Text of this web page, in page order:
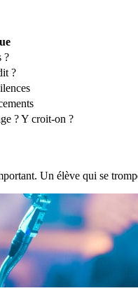
?
?
? Y croit-on ?
Un élève qui se